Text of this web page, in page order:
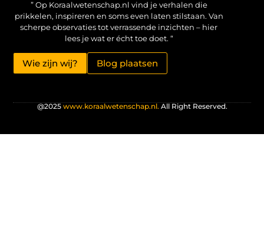
” Op Koraalwetenschap.nl vind je verhalen die
prikkelen, inspireren en soms even laten stilstaan. Van
scherpe observaties tot verrassende inzichten – hier
lees je wat er écht toe doet. “
Wie zijn wij? Blog plaatsen
@2025 www.koraalwetenschap.nl. All Right Reserved.